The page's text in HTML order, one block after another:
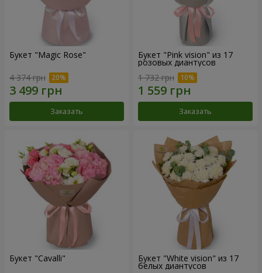
Букет "Magic Rose"
4 374 грн
Заказать
Букет "Pink vision" из 17
розовых диантусов
1 732 грн
Заказать
Букет "Cаvalli" Букет "White vision" из 17
белых диантусов